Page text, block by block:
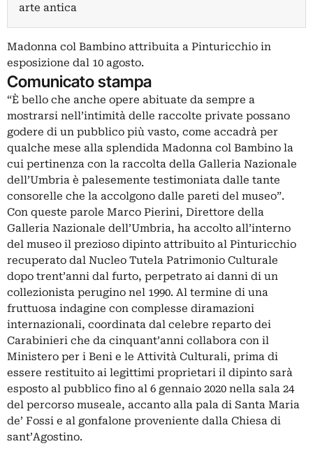
arte antica
Madonna col Bambino attribuita a Pinturicchio in
esposizione dal 10 agosto.
Comunicato stampa
“È bello che anche opere abituate da sempre a
mostrarsi nell’intimità delle raccolte private possano
godere di un pubblico più vasto, come accadrà per
qualche mese alla splendida Madonna col Bambino la
cui pertinenza con la raccolta della Galleria Nazionale
dell’Umbria è palesemente testimoniata dalle tante
consorelle che la accolgono dalle pareti del museo”.
Con queste parole Marco Pierini, Direttore della
Galleria Nazionale dell’Umbria, ha accolto all’interno
del museo il prezioso dipinto attribuito al Pinturicchio
recuperato dal Nucleo Tutela Patrimonio Culturale
dopo trent’anni dal furto, perpetrato ai danni di un
collezionista perugino nel 1990. Al termine di una
fruttuosa indagine con complesse diramazioni
internazionali, coordinata dal celebre reparto dei
Carabinieri che da cinquant’anni collabora con il
Ministero per i Beni e le Attività Culturali, prima di
essere restituito ai legittimi proprietari il dipinto sarà
esposto al pubblico fino al 6 gennaio 2020 nella sala 24
del percorso museale, accanto alla pala di Santa Maria
de’ Fossi e al gonfalone proveniente dalla Chiesa di
sant’Agostino.